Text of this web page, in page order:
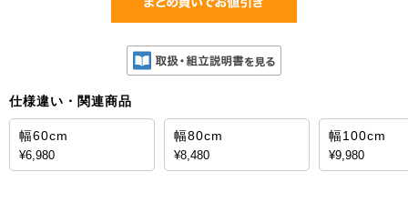
仕様違い・関連商品
幅60cm
¥6,980
幅80cm
¥8,480
幅100cm
¥9,980